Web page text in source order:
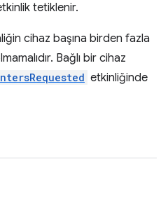
tetiklenir.
cihaz başına birden fazla
Bağlı bir cihaz
etkinliğinde